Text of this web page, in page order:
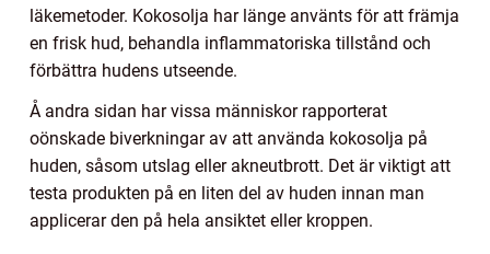
läkemetoder. Kokosolja har länge använts för att främja
en frisk hud, behandla inflammatoriska tillstånd och
förbättra hudens utseende.
Å andra sidan har vissa människor rapporterat
oönskade biverkningar av att använda kokosolja på
huden, såsom utslag eller akneutbrott. Det är viktigt att
testa produkten på en liten del av huden innan man
applicerar den på hela ansiktet eller kroppen.